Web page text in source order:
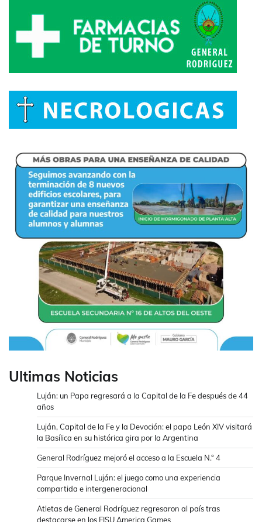
Ultimas Noticias
Luján: un Papa regresará a la Capital de la Fe después de 44
años
Luján, Capital de la Fe y la Devoción: el papa León XIV visitará
la Basílica en su histórica gira por la Argentina
General Rodríguez mejoró el acceso a la Escuela N.° 4
Parque Invernal Luján: el juego como una experiencia
compartida e intergeneracional
Atletas de General Rodríguez regresaron al país tras
destacarse en los FISU America Games